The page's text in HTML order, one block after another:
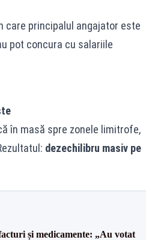
care principalul angajator este
pot concura cu salariile
în masă spre zonele limitrofe,
dezechilibru masiv pe
și medicamente: „Au votat